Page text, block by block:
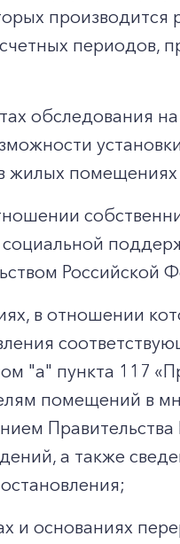
производится
периодов,
обследования
жилых
Российской
в отношении
"а" пункта 117
помещений в
а также
и основаниях